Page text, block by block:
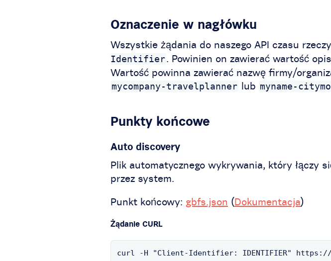
Oznaczenie w nagłówku
Wszystkie żądania do naszego API czasu
Identifier. Powinien on zawierać wartość
Wartość powinna zawierać nazwę firmy/
mycompany-travelplanner lub myname-
Punkty końcowe
Auto discovery
Plik automatycznego wykrywania, który łączy
przez system.
Punkt końcowy: gbfs.json (Dokumentacja)
Żądanie CURL
curl -H "Client-Identifier: IDENTIFIER" https://